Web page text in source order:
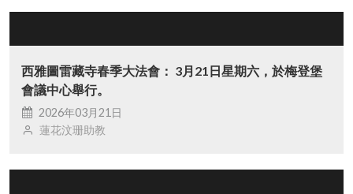
西雅圖雷藏寺春季大法會： 3月21日星期六，於梅登堡
會議中心舉行。
2026年03月21日
蓮花汶珊助教